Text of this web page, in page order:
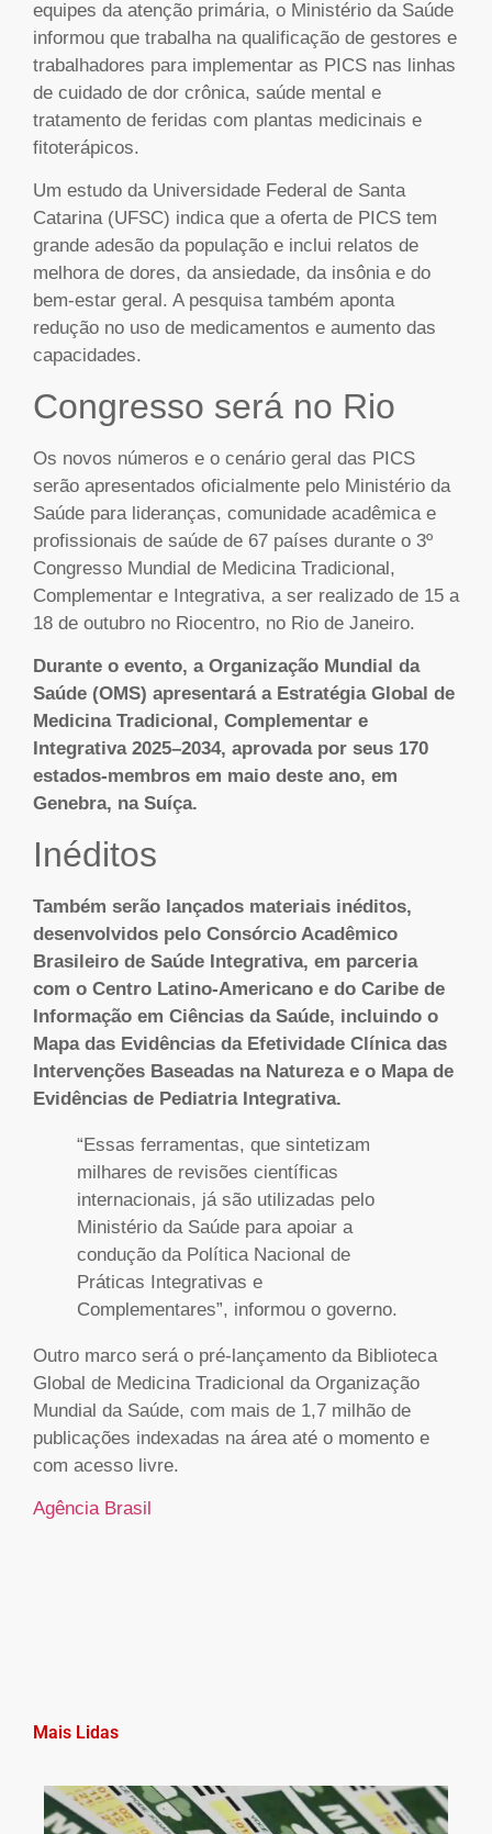
equipes da atenção primária, o Ministério da Saúde
informou que trabalha na qualificação de gestores e
trabalhadores para implementar as PICS nas linhas
de cuidado de dor crônica, saúde mental e
tratamento de feridas com plantas medicinais e
fitoterápicos.
Um estudo da Universidade Federal de Santa
Catarina (UFSC) indica que a oferta de PICS tem
grande adesão da população e inclui relatos de
melhora de dores, da ansiedade, da insônia e do
bem-estar geral. A pesquisa também aponta
redução no uso de medicamentos e aumento das
capacidades.
Congresso será no Rio
Os novos números e o cenário geral das PICS
serão apresentados oficialmente pelo Ministério da
Saúde para lideranças, comunidade acadêmica e
profissionais de saúde de 67 países durante o 3º
Congresso Mundial de Medicina Tradicional,
Complementar e Integrativa, a ser realizado de 15 a
18 de outubro no Riocentro, no Rio de Janeiro.
Durante o evento, a Organização Mundial da
Saúde (OMS) apresentará a Estratégia Global de
Medicina Tradicional, Complementar e
Integrativa 2025–2034, aprovada por seus 170
estados-membros em maio deste ano, em
Genebra, na Suíça.
Inéditos
Também serão lançados materiais inéditos,
desenvolvidos pelo Consórcio Acadêmico
Brasileiro de Saúde Integrativa, em parceria
com o Centro Latino-Americano e do Caribe de
Informação em Ciências da Saúde, incluindo o
Mapa das Evidências da Efetividade Clínica das
Intervenções Baseadas na Natureza e o Mapa de
Evidências de Pediatria Integrativa.
“Essas ferramentas, que sintetizam
milhares de revisões científicas
internacionais, já são utilizadas pelo
Ministério da Saúde para apoiar a
condução da Política Nacional de
Práticas Integrativas e
Complementares”, informou o governo.
Outro marco será o pré-lançamento da Biblioteca
Global de Medicina Tradicional da Organização
Mundial da Saúde, com mais de 1,7 milhão de
publicações indexadas na área até o momento e
com acesso livre.
Agência Brasil
Mais Lidas